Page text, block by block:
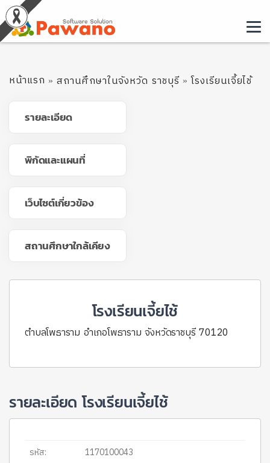
หน้าแรก สถานศึกษาในจังหวัด ราชบุรี โรงเรียนเจี้ยไช้
รายละเอียด
พิกัดและแผนที่
เว็บไซต์เกี่ยวข้อง
สถานศึกษาใกล้เคียง
โรงเรียนเจี้ยไช้
ตำบลโพธาราม อำเภอโพธาราม จังหวัดราชบุรี 70120
รายละเอียด โรงเรียนเจี้ยไช้
รหัส:
1170100043